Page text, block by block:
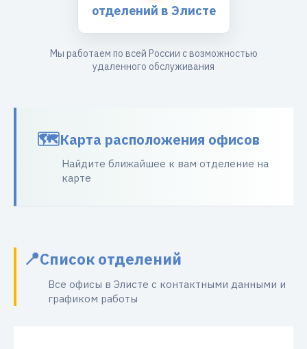
отделений в Элисте
Мы работаем по всей России с возможностью
удаленного обслуживания
Карта расположения офисов
Найдите ближайшее к вам отделение на
карте
Список отделений
Все офисы в Элисте с контактными данными и
графиком работы